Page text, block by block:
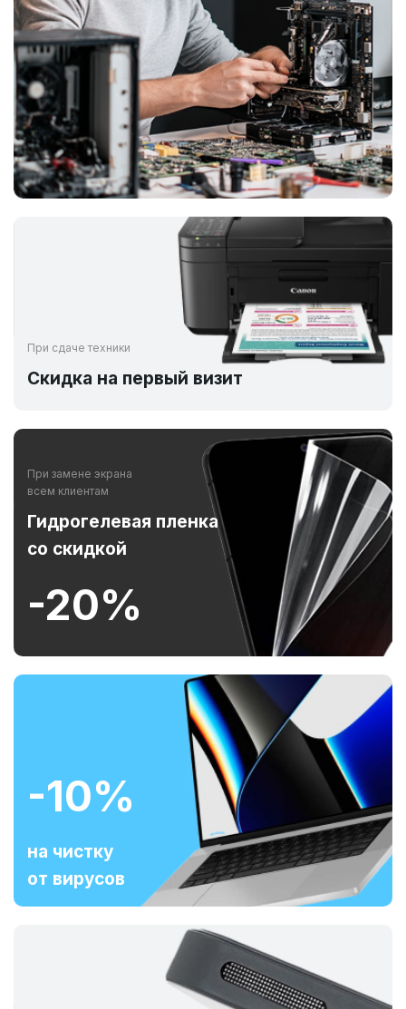
При сдаче техники
Скидка на первый визит
При замене экрана
всем клиентам
Гидрогелевая пленка
со скидкой
-20%
-10%
на чистку
от вирусов